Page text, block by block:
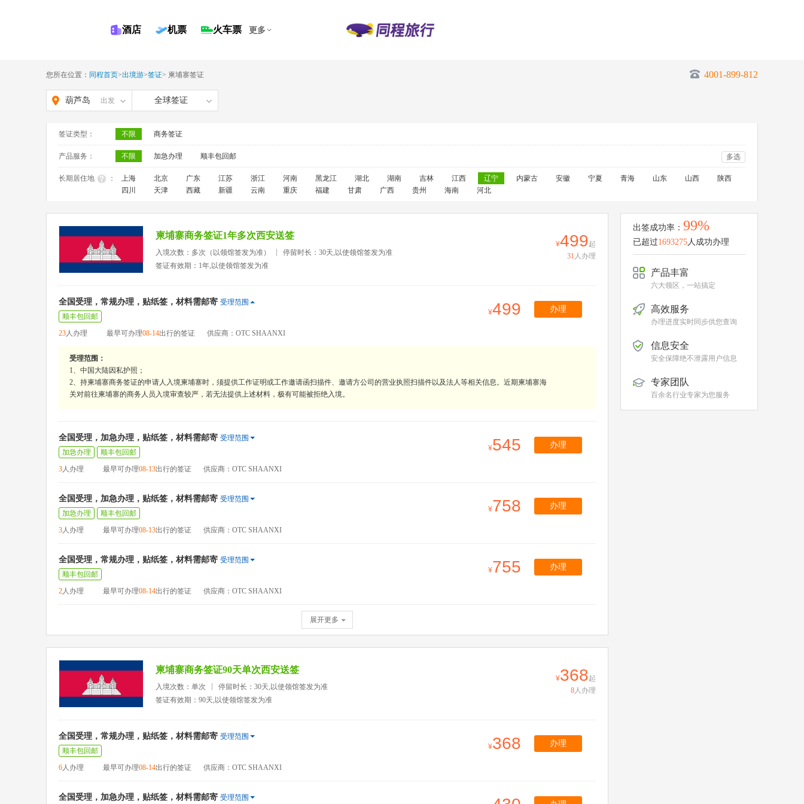
酒店 机票 火车票 更多
您所在位置： 同程首页>出境游>签证> 柬埔寨签证 4001-899-812
葫芦岛 出发 全球签证
签证类型： 不限 商务签证
产品服务： 不限 加急办理 顺丰包回邮 多选
长期居住地 ： 上海 北京 广东 江苏 浙江 河南 黑龙江 湖北 湖南 吉林 江西 辽宁 内蒙古 安徽 宁夏 青海 山东 山西
陕西
四川
天津 西藏 新疆 云南 重庆 福建 甘肃 广西 贵州 海南 河北
柬埔寨商务签证1年多次西安送签
入境次数：多次（以领馆签发为准）
停留时长：30天,以使领馆签发为准
签证有效期：1年,以使领馆签发为准
499起
31 人办理
全国受理，常规办理，贴纸签，材料需邮寄 受理范围
顺丰包回邮
23人办理 最早可办理08-14出行的签证 供应商：OTC SHAANXI
499 办理
受理范围：
1、中国大陆因私护照；
2、持柬埔寨商务签证的申请人入境柬埔寨时，须提供工作证明或工作邀请函扫描件、邀请方公司的营业执照扫描件以及法人等相关信息。近期柬埔寨海
关对前往柬埔寨的商务人员入境审查较严，若无法提供上述材料，极有可能被拒绝入境。
全国受理，加急办理，贴纸签，材料需邮寄 受理范围
加急办理
顺丰包回邮
3人办理 最早可办理08-13出行的签证 供应商：OTC SHAANXI
545 办理
全国受理，加急办理，贴纸签，材料需邮寄 受理范围
加急办理
顺丰包回邮
3人办理 最早可办理08-13出行的签证 供应商：OTC SHAANXI
758 办理
全国受理，常规办理，贴纸签，材料需邮寄 受理范围
顺丰包回邮
2人办理 最早可办理08-14出行的签证 供应商：OTC SHAANXI
755 办理
展开更多
柬埔寨商务签证90天单次西安送签
入境次数：单次
停留时长：30天,以使领馆签发为准
签证有效期：90天,以使领馆签发为准
368起
8人办理
全国受理，常规办理，贴纸签，材料需邮寄 受理范围
顺丰包回邮
6人办理 最早可办理08-14出行的签证 供应商：OTC SHAANXI
368 办理
全国受理，加急办理，贴纸签，材料需邮寄 受理范围
出签成功率： 99%
已超过1693275人成功办理
产品丰富
六大领区，一站搞定
高效服务
办理进度实时同步供您查询
信息安全
安全保障绝不泄露用户信息
专家团队
百余名行业专家为您服务